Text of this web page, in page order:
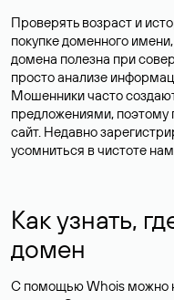
Проверять возраст и
покупке доменного
домена полезна при
просто анализе
Мошенники часто
предложениями, поэтому
сайт. Недавно
усомниться в чистоте
Как узнать,
домен
С помощью Whois можно